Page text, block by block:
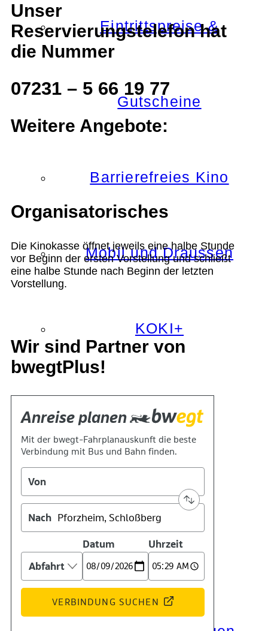
Eintrittspreise &
Gutscheine
Barrierefreies Kino
Mobil und Draussen
KOKI+
Das Team
Unser
Reservierungstelefon hat
die Nummer
07231 – 5 66 19 77
Weitere Angebote:
Organisatorisches
Die Kinokasse öffnet jeweils eine halbe Stunde
vor Beginn der ersten Vorstellung und schließt
eine halbe Stunde nach Beginn der letzten
Vorstellung.
Wir sind Partner von
bwegtPlus!